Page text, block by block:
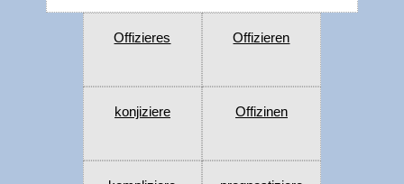
Offizieres Offizieren
konjiziere Offizinen